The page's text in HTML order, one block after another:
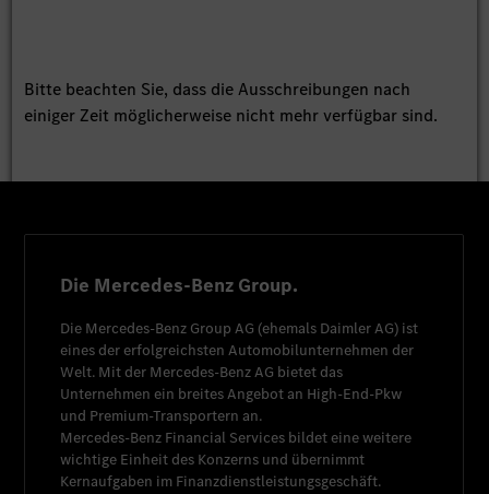
Bitte beachten Sie, dass die Ausschreibungen nach
einiger Zeit möglicherweise nicht mehr verfügbar sind.
Die Mercedes-Benz Group.
Die Mercedes-Benz Group AG (ehemals Daimler AG) ist
eines der erfolgreichsten Automobilunternehmen der
Welt. Mit der Mercedes-Benz AG bietet das
Unternehmen ein breites Angebot an High-End-Pkw
und Premium-Transportern an.
Mercedes-Benz Financial Services bildet eine weitere
wichtige Einheit des Konzerns und übernimmt
Kernaufgaben im Finanzdienstleistungsgeschäft.